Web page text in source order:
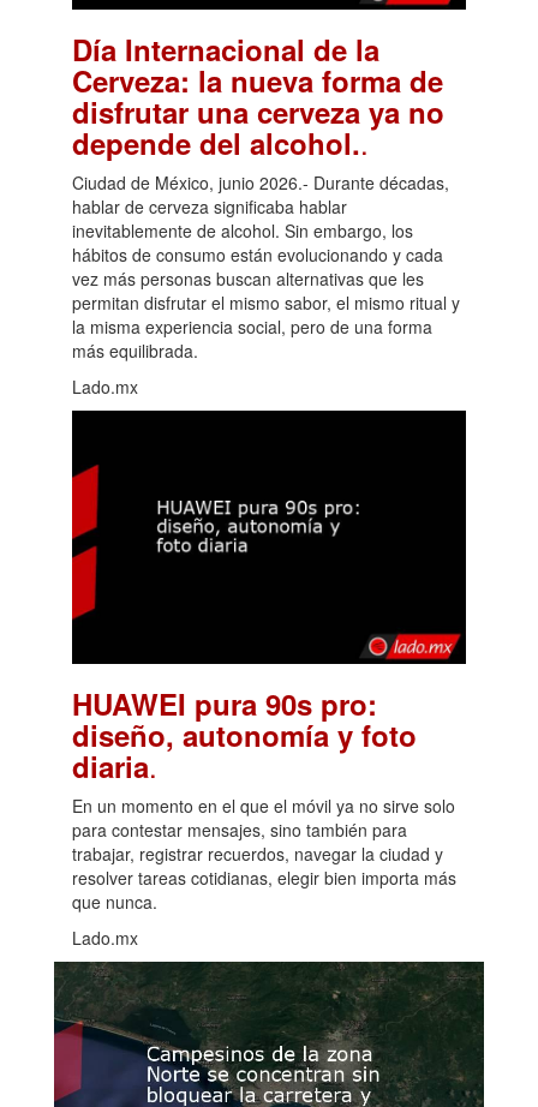
Día Internacional de la
Cerveza: la nueva forma de
disfrutar una cerveza ya no
depende del alcohol..
Ciudad de México, junio 2026.- Durante décadas,
hablar de cerveza significaba hablar
inevitablemente de alcohol. Sin embargo, los
hábitos de consumo están evolucionando y cada
vez más personas buscan alternativas que les
permitan disfrutar el mismo sabor, el mismo ritual y
la misma experiencia social, pero de una forma
más equilibrada.
Lado.mx
HUAWEI pura 90s pro:
diseño, autonomía y foto
diaria.
En un momento en el que el móvil ya no sirve solo
para contestar mensajes, sino también para
trabajar, registrar recuerdos, navegar la ciudad y
resolver tareas cotidianas, elegir bien importa más
que nunca.
Lado.mx